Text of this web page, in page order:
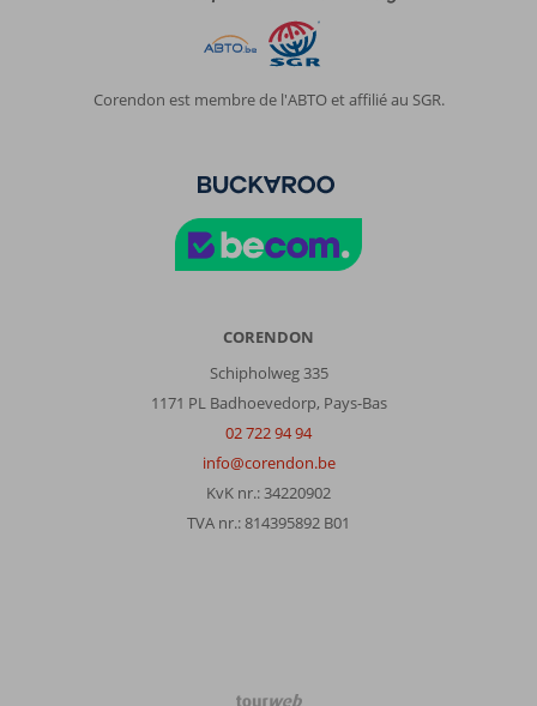
Corendon est membre de l'ABTO et affilié au SGR.
CORENDON
Schipholweg 335
1171 PL Badhoevedorp, Pays-Bas
02 722 94 94
info@corendon.be
KvK nr.: 34220902
TVA nr.: 814395892 B01